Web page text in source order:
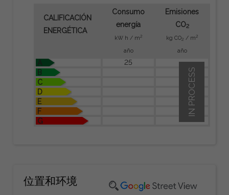
CALIFICACIÓN
ENERGÉTICA
Consumo
energía
kW h / m2
año
Emisiones
CO2
kg CO2 / m2
año
A
25
B
C
D
E
F
G
IN PROCESS
位置和环境